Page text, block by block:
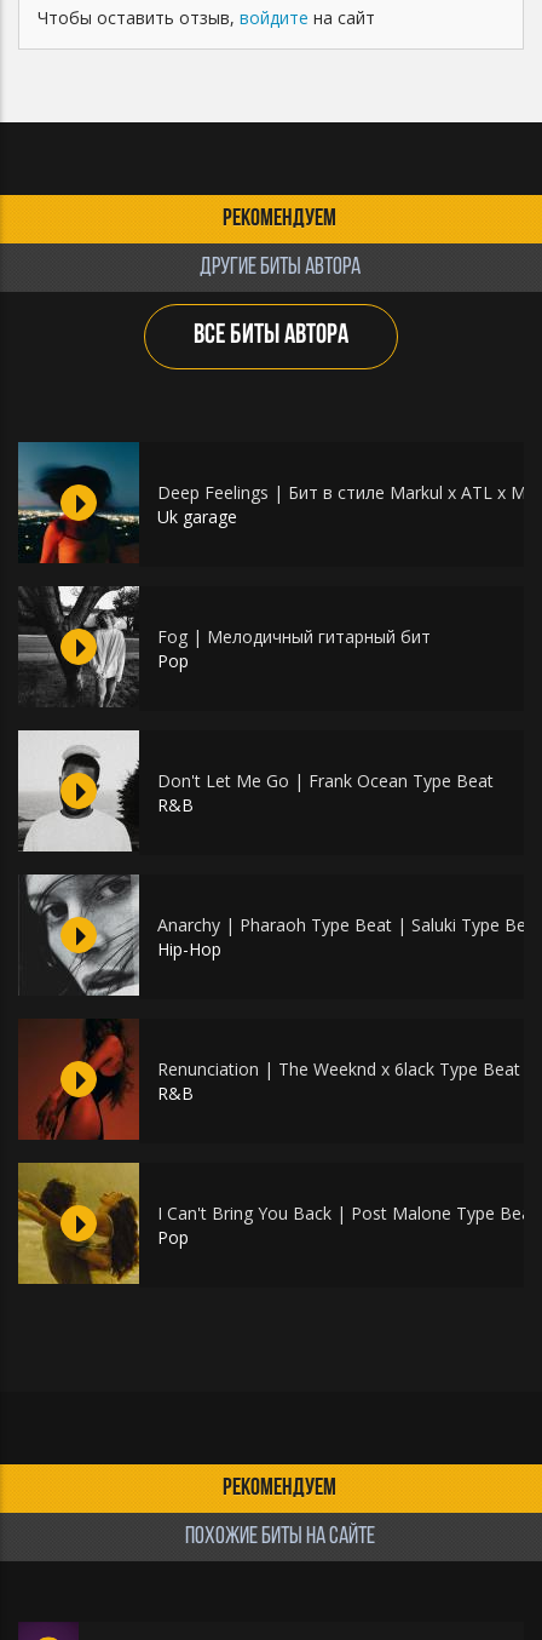
Чтобы оставить отзыв, войдите на сайт
РЕКОМЕНДУЕМ
ДРУГИЕ БИТЫ АВТОРА
ВСЕ БИТЫ АВТОРА
Deep Feelings | Бит в стиле Markul x ATL x
Uk garage
Fog | Мелодичный гитарный бит
Pop
Don't Let Me Go | Frank Ocean Type Beat
R&B
Anarchy | Pharaoh Type Beat | Saluki Type Beat
Hip-Hop
Renunciation | The Weeknd x 6lack Type Beat
R&B
I Can't Bring You Back | Post Malone Type Beat
Pop
РЕКОМЕНДУЕМ
ПОХОЖИЕ БИТЫ НА САЙТЕ